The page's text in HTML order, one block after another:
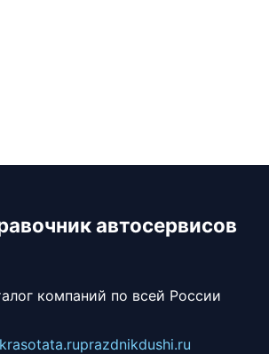
автосервисов
компаний по всей России
krasotata.ruprazdnikdushi.ru